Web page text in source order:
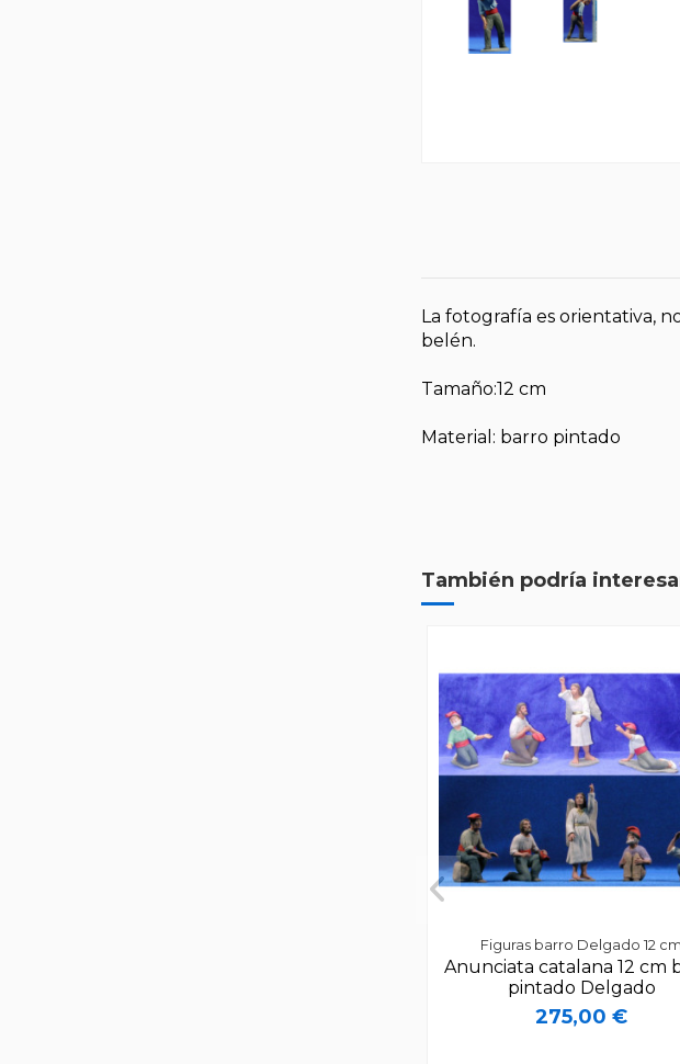
La fotografía es orientativa,
belén.
Tamaño:12 cm
Material: barro pintado
También podría
Figuras barro Delgado 12 cm
Anunciata catalana 12 cm
pintado Delgado
275,00 €